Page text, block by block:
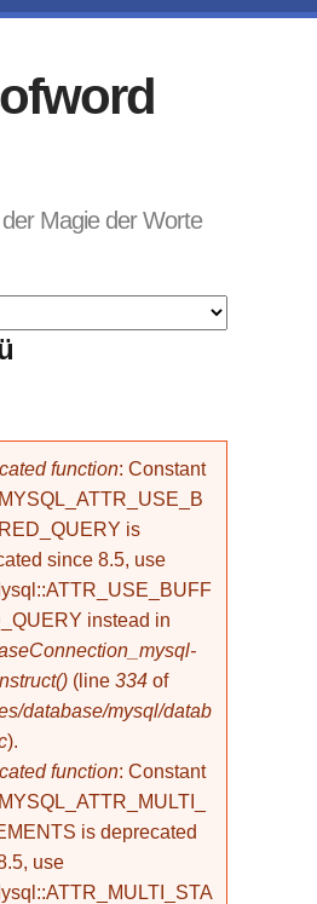
Magie der Worte
function: Constant
is
since 8.5, use
instead in
(line 334 of
database/mysql/datab
).
function: Constant
is deprecated
use